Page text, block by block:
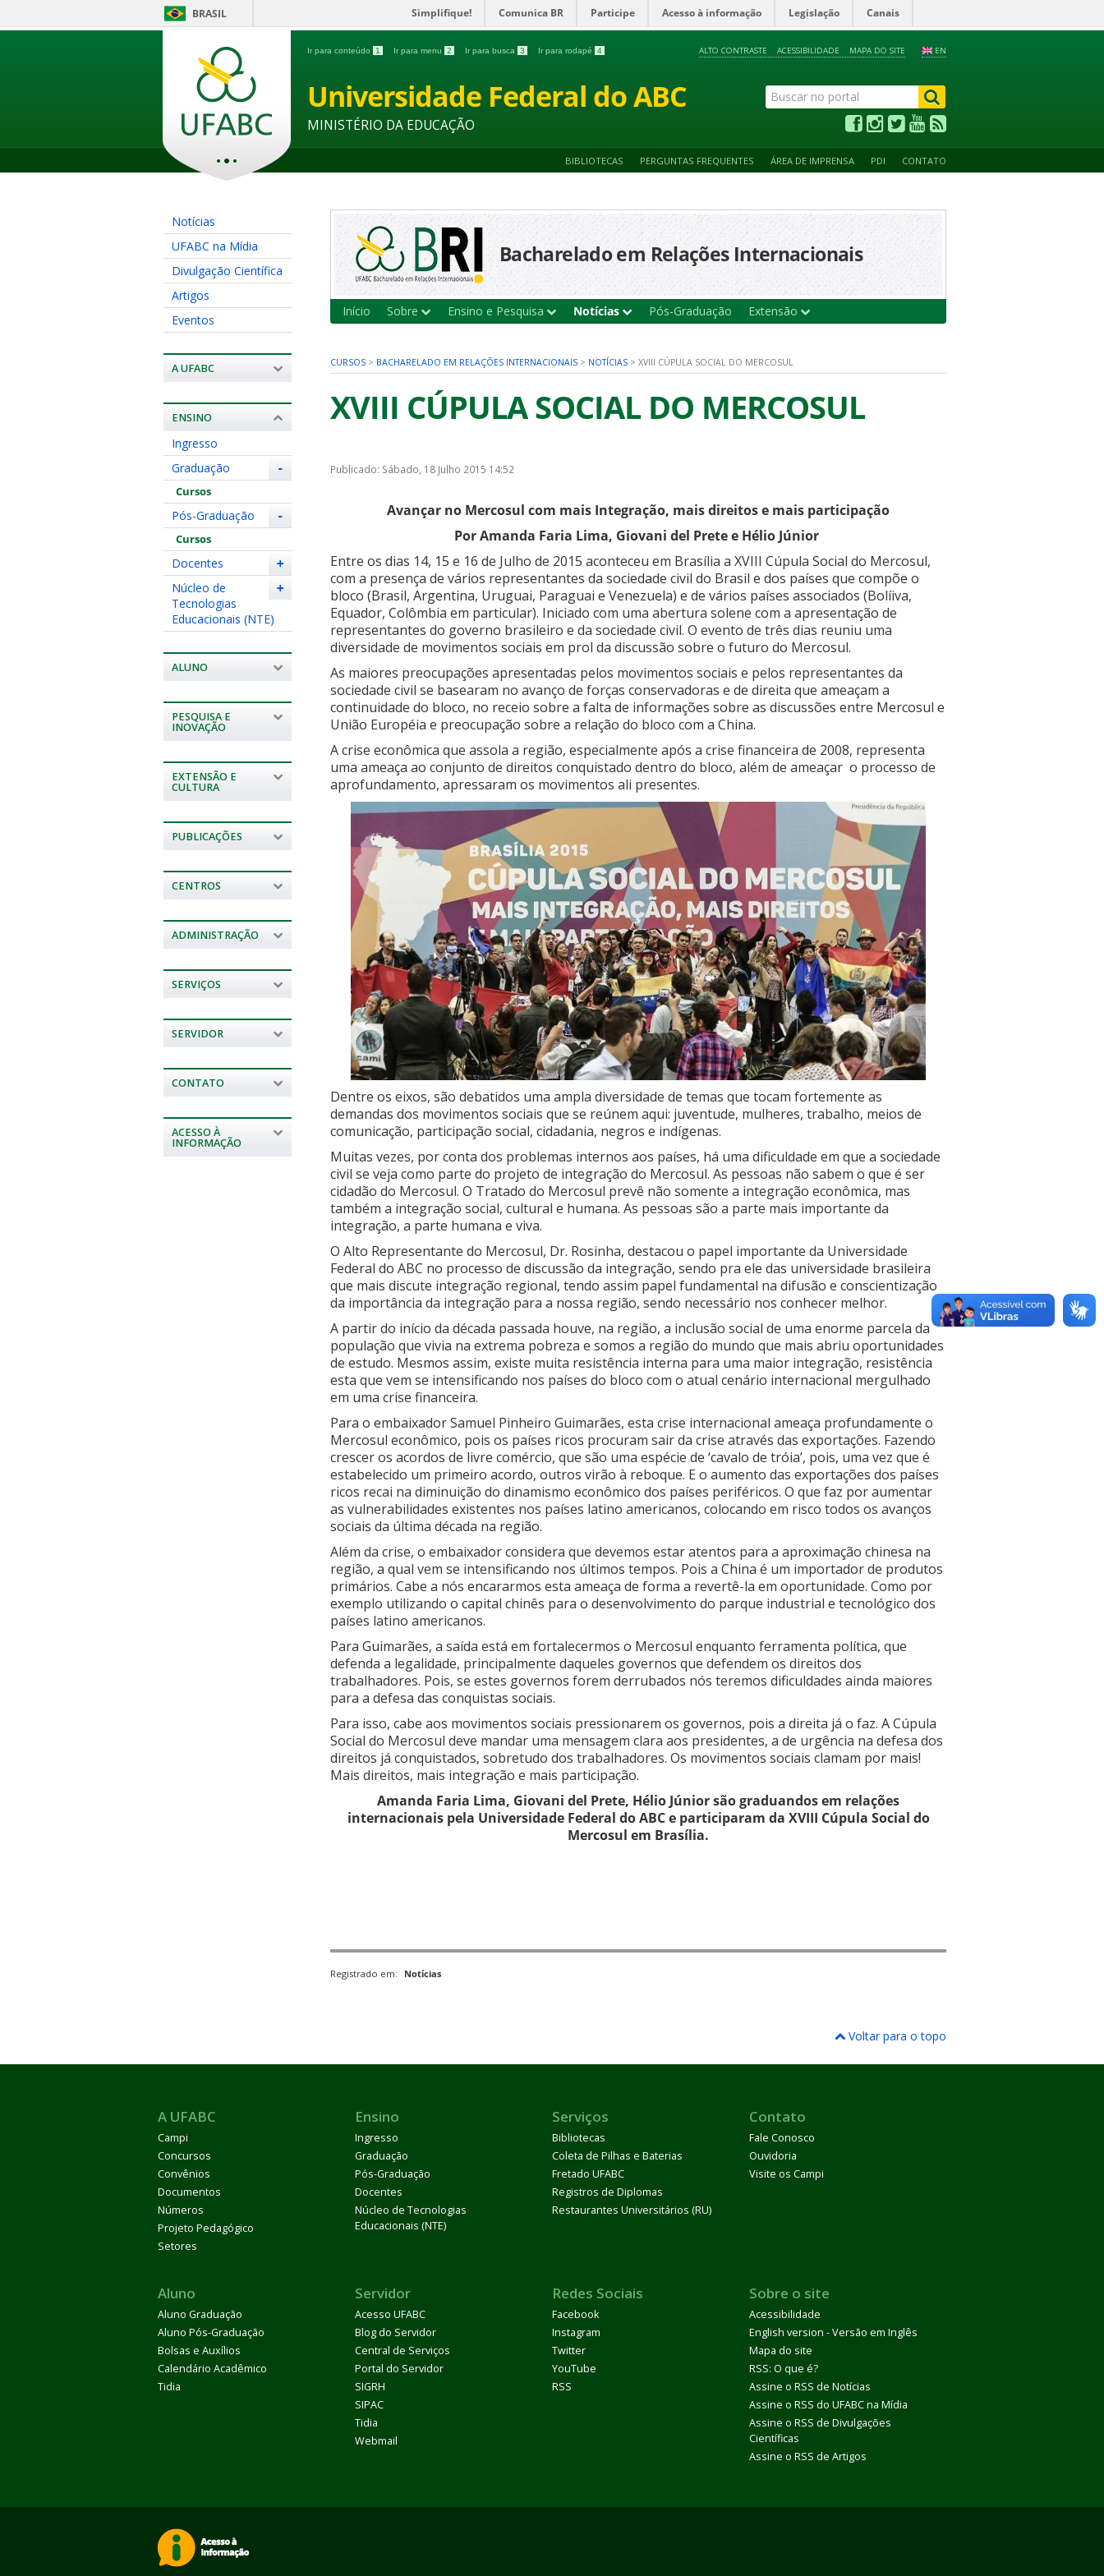
BRASIL Simplifique! Comunica BR Participe Acesso à informação Legislação Canais
Ir para conteúdo 1 Ir para menu 2 Ir para busca 3 Ir para rodapé 4 EN
ALTO CONTRASTE ACESSIBILIDADE MAPA DO SITE
Universidade Federal do ABC
MINISTÉRIO DA EDUCAÇÃO
BIBLIOTECAS PERGUNTAS FREQUENTES ÁREA DE IMPRENSA PDI CONTATO
Notícias
UFABC na Mídia
Divulgação Científica
Artigos
Eventos
A UFABC
ENSINO
Ingresso
-
Graduação
Cursos
-
Pós-Graduação
Cursos
+
Docentes
+
Núcleo de
Tecnologias
Educacionais (NTE)
ALUNO
PESQUISA E
INOVAÇÃO
EXTENSÃO E
CULTURA
PUBLICAÇÕES
CENTROS
ADMINISTRAÇÃO
SERVIÇOS
SERVIDOR
CONTATO
ACESSO À
INFORMAÇÃO
Bacharelado em Relações Internacionais
Início Sobre Ensino e Pesquisa Notícias Pós-Graduação Extensão
CURSOS > BACHARELADO EM RELAÇÕES INTERNACIONAIS > NOTÍCIAS > XVIII CÚPULA SOCIAL DO MERCOSUL
XVIII CÚPULA SOCIAL DO MERCOSUL
Publicado: Sábado, 18 Julho 2015 14:52
Avançar no Mercosul com mais Integração, mais direitos e mais participação
Por Amanda Faria Lima, Giovani del Prete e Hélio Júnior
Entre os dias 14, 15 e 16 de Julho de 2015 aconteceu em Brasília a XVIII Cúpula Social do Mercosul,
com a presença de vários representantes da sociedade civil do Brasil e dos países que compõe o
bloco (Brasil, Argentina, Uruguai, Paraguai e Venezuela) e de vários países associados (Bolíiva,
Equador, Colômbia em particular). Iniciado com uma abertura solene com a apresentação de
representantes do governo brasileiro e da sociedade civil. O evento de três dias reuniu uma
diversidade de movimentos sociais em prol da discussão sobre o futuro do Mercosul.
As maiores preocupações apresentadas pelos movimentos sociais e pelos representantes da
sociedade civil se basearam no avanço de forças conservadoras e de direita que ameaçam a
continuidade do bloco, no receio sobre a falta de informações sobre as discussões entre Mercosul e
União Européia e preocupação sobre a relação do bloco com a China.
A crise econômica que assola a região, especialmente após a crise financeira de 2008, representa
uma ameaça ao conjunto de direitos conquistado dentro do bloco, além de ameaçar o processo de
aprofundamento, apressaram os movimentos ali presentes.
Dentre os eixos, são debatidos uma ampla diversidade de temas que tocam fortemente as
demandas dos movimentos sociais que se reúnem aqui: juventude, mulheres, trabalho, meios de
comunicação, participação social, cidadania, negros e indígenas.
Muitas vezes, por conta dos problemas internos aos países, há uma dificuldade em que a sociedade
civil se veja como parte do projeto de integração do Mercosul. As pessoas não sabem o que é ser
cidadão do Mercosul. O Tratado do Mercosul prevê não somente a integração econômica, mas
também a integração social, cultural e humana. As pessoas são a parte mais importante da
integração, a parte humana e viva.
O Alto Representante do Mercosul, Dr. Rosinha, destacou o papel importante da Universidade
Federal do ABC no processo de discussão da integração, sendo pra ele das universidade brasileira
que mais discute integração regional, tendo assim papel fundamental na difusão e conscientização
da importância da integração para a nossa região, sendo necessário nos conhecer melhor.
A partir do início da década passada houve, na região, a inclusão social de uma enorme parcela da
população que vivia na extrema pobreza e somos a região do mundo que mais abriu oportunidades
de estudo. Mesmos assim, existe muita resistência interna para uma maior integração, resistência
esta que vem se intensificando nos países do bloco com o atual cenário internacional mergulhado
em uma crise financeira.
Para o embaixador Samuel Pinheiro Guimarães, esta crise internacional ameaça profundamente o
Mercosul econômico, pois os países ricos procuram sair da crise através das exportações. Fazendo
crescer os acordos de livre comércio, que são uma espécie de ‘cavalo de tróia’, pois, uma vez que é
estabelecido um primeiro acordo, outros virão à reboque. E o aumento das exportações dos países
ricos recai na diminuição do dinamismo econômico dos países periféricos. O que faz por aumentar
as vulnerabilidades existentes nos países latino americanos, colocando em risco todos os avanços
sociais da última década na região.
Além da crise, o embaixador considera que devemos estar atentos para a aproximação chinesa na
região, a qual vem se intensificando nos últimos tempos. Pois a China é um importador de produtos
primários. Cabe a nós encararmos esta ameaça de forma a revertê-la em oportunidade. Como por
exemplo utilizando o capital chinês para o desenvolvimento do parque industrial e tecnológico dos
países latino americanos.
Para Guimarães, a saída está em fortalecermos o Mercosul enquanto ferramenta política, que
defenda a legalidade, principalmente daqueles governos que defendem os direitos dos
trabalhadores. Pois, se estes governos forem derrubados nós teremos dificuldades ainda maiores
para a defesa das conquistas sociais.
Para isso, cabe aos movimentos sociais pressionarem os governos, pois a direita já o faz. A Cúpula
Social do Mercosul deve mandar uma mensagem clara aos presidentes, a de urgência na defesa dos
direitos já conquistados, sobretudo dos trabalhadores. Os movimentos sociais clamam por mais!
Mais direitos, mais integração e mais participação.
Amanda Faria Lima, Giovani del Prete, Hélio Júnior são graduandos em relações
internacionais pela Universidade Federal do ABC e participaram da XVIII Cúpula Social do
Mercosul em Brasília.
Registrado em: Notícias
Voltar para o topo
A UFABC
Campi
Concursos
Convênios
Documentos
Números
Projeto Pedagógico
Setores
Ensino
Ingresso
Graduação
Pós-Graduação
Docentes
Núcleo de Tecnologias
Educacionais (NTE)
Serviços
Bibliotecas
Coleta de Pilhas e Baterias
Fretado UFABC
Registros de Diplomas
Restaurantes Universitários (RU)
Contato
Fale Conosco
Ouvidoria
Visite os Campi
Aluno
Aluno Graduação
Aluno Pós-Graduação
Bolsas e Auxílios
Calendário Acadêmico
Tidia
Servidor
Acesso UFABC
Blog do Servidor
Central de Serviços
Portal do Servidor
SIGRH
SIPAC
Tidia
Webmail
Redes Sociais
Facebook
Instagram
Twitter
YouTube
RSS
Sobre o site
Acessibilidade
English version - Versão em Inglês
Mapa do site
RSS: O que é?
Assine o RSS de Notícias
Assine o RSS do UFABC na Mídia
Assine o RSS de Divulgações
Científicas
Assine o RSS de Artigos